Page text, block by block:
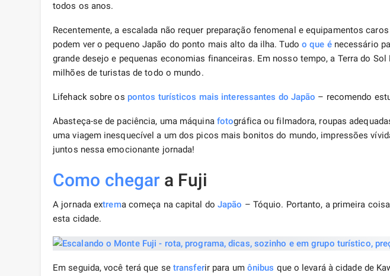
todos os anos.
Recentemente, a escalada não requer preparação fenomenal e equipamentos
podem ver o pequeno Japão do ponto mais alto da ilha. Tudo o que énecessário
grande desejo e pequenas economias financeiras. Em nosso tempo, a Terra do
milhões de turistas de todo o mundo.
Lifehack sobre os pontos turísticos mais interessantes do Japão – recomendo
Abasteça-se de paciência, uma máquina fotográfica ou filmadora, roupas
uma viagem inesquecível a um dos picos mais bonitos do mundo, impressões
juntos nessa emocionante jornada!
Como chegar a Fuji
A jornada extrema começa na capital do Japão – Tóquio. Portanto, a primeira
esta cidade.
Em seguida, você terá que se transferir para um ônibus que o levará à cidade de